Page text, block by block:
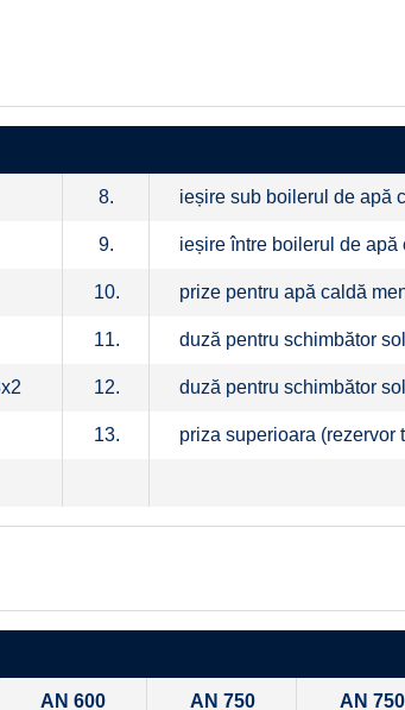
8. ieșire sub boilerul de apă
9. ieșire între boilerul de apă
10. prize pentru apă caldă
11. duză pentru schimbător
12. duză pentru schimbător
13. priza superioara (rezervor
AN 600 AN 750 AN 750